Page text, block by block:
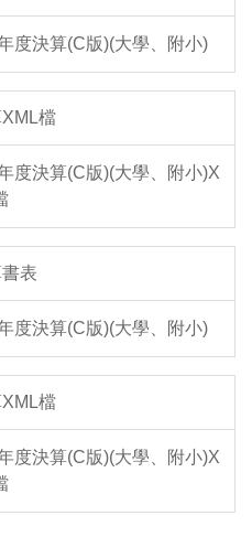
度決算(C版)(大學、附小)
檔
度決算(C版)(大學、附小)X
表
度決算(C版)(大學、附小)
檔
度決算(C版)(大學、附小)X